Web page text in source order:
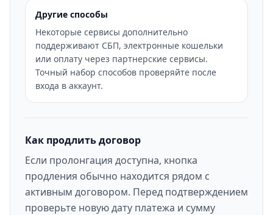
Другие способы
Некоторые сервисы дополнительно
поддерживают СБП, электронные кошельки
или оплату через партнерские сервисы.
Точный набор способов проверяйте после
входа в аккаунт.
Как продлить договор
Если пролонгация доступна, кнопка
продления обычно находится рядом с
активным договором. Перед подтверждением
проверьте новую дату платежа и сумму